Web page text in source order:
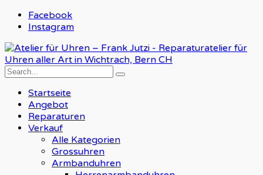
Facebook
Instagram
Startseite
Angebot
Reparaturen
Verkauf
Alle Kategorien
Grossuhren
Armbanduhren